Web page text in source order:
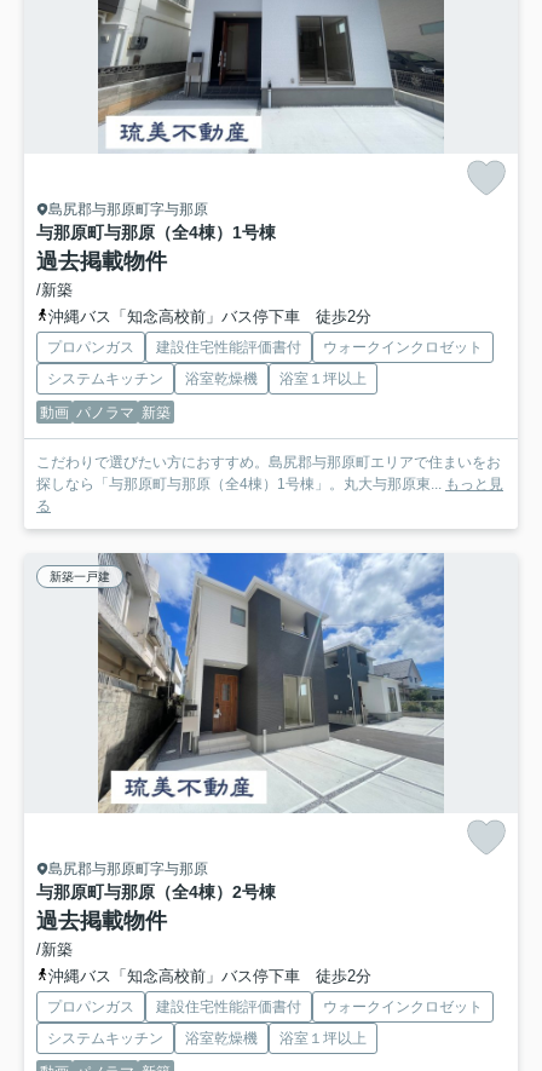
島尻郡与那原町字与那原
与那原町与那原（全4棟）1号棟
過去掲載物件
/新築
沖縄バス「知念高校前」バス停下車 徒歩2分
プロパンガス 建設住宅性能評価書付
ウォークインクロゼット
システムキッチン
浴室乾燥機
浴室１坪以上
動画 パノラマ 新築
こだわりで選びたい方におすすめ。島尻郡与那原町エリアで住まいをお
探しなら「与那原町与那原（全4棟）1号棟」。丸大与那原東...
もっと見
る
新築一戸建
島尻郡与那原町字与那原
与那原町与那原（全4棟）2号棟
過去掲載物件
/新築
沖縄バス「知念高校前」バス停下車 徒歩2分
プロパンガス 建設住宅性能評価書付
ウォークインクロゼット
システムキッチン
浴室乾燥機
浴室１坪以上